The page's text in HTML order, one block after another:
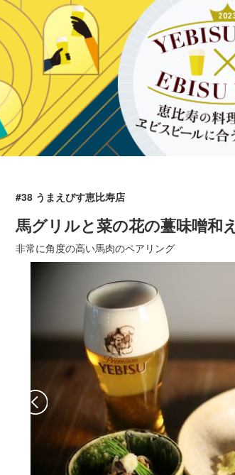
#38 うまえびす恵比寿店
馬グリルと菜の花の薹味噌和え
非常に角度の高い馬肉のペアリング